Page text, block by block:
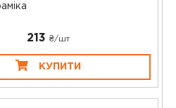
213 ₴/шт
КУПИТИ